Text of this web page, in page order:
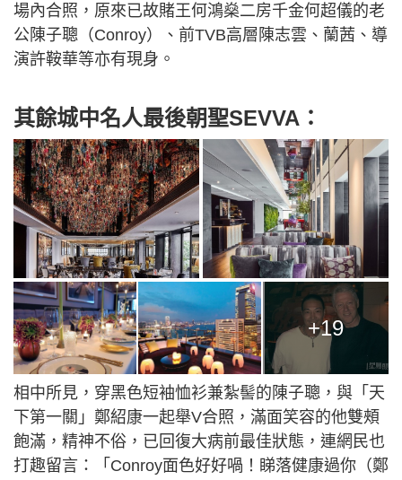
場內合照，原來已故賭王何鴻燊二房千金何超儀的老
公陳子聰（Conroy）、前TVB高層陳志雲、蘭茜、導
演許鞍華等亦有現身。
其餘城中名人最後朝聖SEVVA：
+19
相中所見，穿黑色短袖恤衫兼紮髻的陳子聰，與「天
下第一關」鄭紹康一起舉V合照，滿面笑容的他雙頰
飽滿，精神不俗，已回復大病前最佳狀態，連網民也
打趣留言：「Conroy面色好好喎！睇落健康過你（鄭